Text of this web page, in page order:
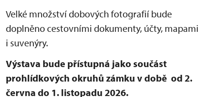
Velké množství dobových fotografií bude
doplněno cestovními dokumenty, účty, mapami
i suvenýry.
Výstava bude přístupná jako součást
prohlídkových okruhů zámku v době od 2.
června do 1. listopadu 2026.